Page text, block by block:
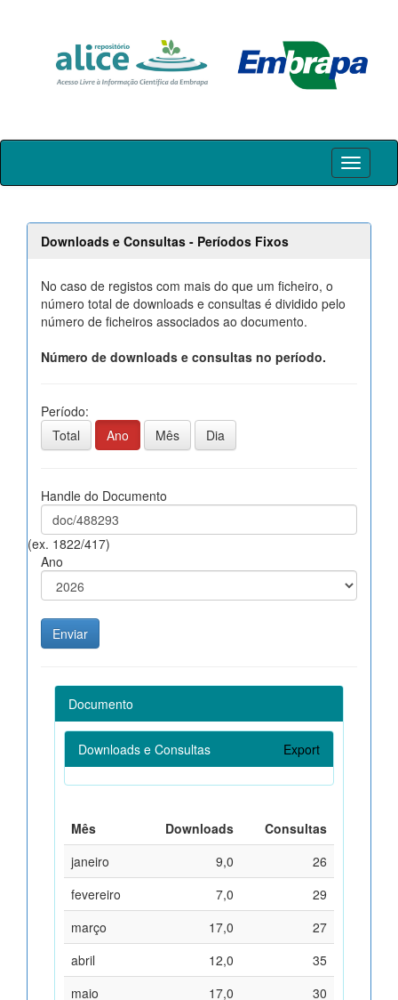
Skip
Downloads e Consultas - Períodos Fixos
No caso de registos com mais do que um ficheiro, o
número total de downloads e consultas é dividido pelo
número de ficheiros associados ao documento.
Número de downloads e consultas no período.
Período:
Total
Ano Mês Dia
Handle do Documento
(ex. 1822/417)
Ano
Documento
Downloads e Consultas Export
Mês Downloads
Consultas
janeiro
9,0
26
fevereiro
7,0
29
março
17,0
27
abril
12,0
35
maio
17,0
30